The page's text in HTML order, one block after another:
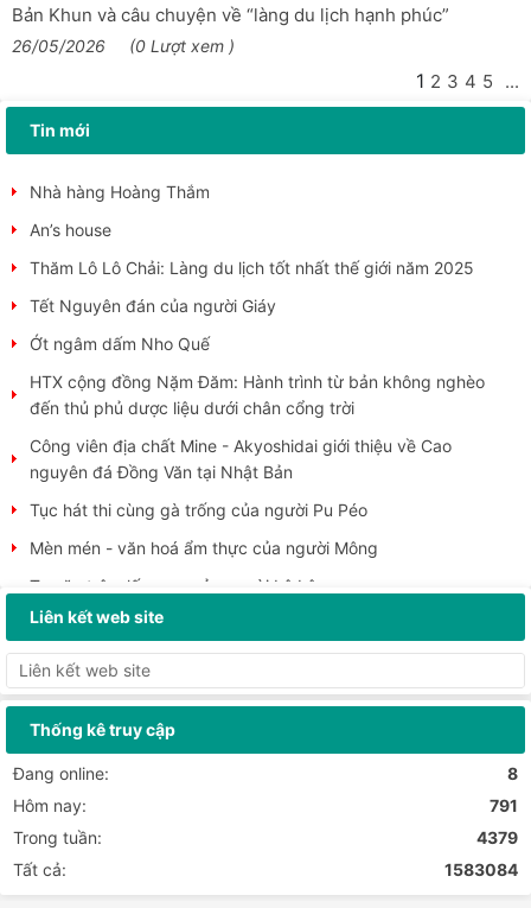
Bản Khun và câu chuyện về “làng du lịch hạnh phúc”
26/05/2026 (0 Lượt xem )
1 2 3 4 5 ...
Tin mới
trường học
Tổng kết hoạt động Tiểu ban chuyên môn về Công viên địa
Lễ ra đồng Pặt oong” của người Pu Péo
Nhà hàng Hoàng Thắm
An’s house
Thăm Lô Lô Chải: Làng du lịch tốt nhất thế giới năm 2025
Tết Nguyên đán của người Giáy
Ớt ngâm dấm Nho Quế
HTX cộng đồng Nặm Đăm: Hành trình từ bản không nghèo
đến thủ phủ dược liệu dưới chân cổng trời
Công viên địa chất Mine - Akyoshidai giới thiệu về Cao
nguyên đá Đồng Văn tại Nhật Bản
Tục hát thi cùng gà trống của người Pu Péo
Mèn mén - văn hoá ẩm thực của người Mông
Tục ăn trộm lấy may của người Lô Lô
Người Pu Péo “hát thi” cùng gà trống
Trường Đại học Mỏ - Địa chất đi thực tế tại Công viên địa
chất toàn cầu UNESCO Cao nguyên đá Đồng...
Cao nguyên đá Đồng Văn hút khách dịp Tết Dương lịch 2026
Cao nguyên đá Đồng Văn - địa danh nên lựa chọn cho dịp
nghỉ lễ Tết Nguyên đán 2026
Các hoạt động chào xuân 2026 tại xã Đồng Văn
Chào đón đoàn khách du lịch đầu tiên đến xã Quản Bạ và
Cao nguyên đá Đồng Văn năm 2026
Liên kết web site
Thống kê truy cập
Đang online:
8
Hôm nay:
791
Trong tuần:
4379
Tất cả:
1583084